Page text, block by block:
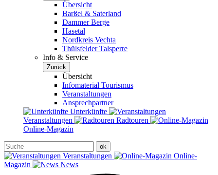
Übersicht
Barßel & Saterland
Dammer Berge
Hasetal
Nordkreis Vechta
Thülsfelder Talsperre
Info & Service
Zurück
Übersicht
Infomaterial Tourismus
Veranstaltungen
Ansprechpartner
Unterkünfte
Veranstaltungen
Radtouren
Online-Magazin
Veranstaltungen
Online-
Magazin
News